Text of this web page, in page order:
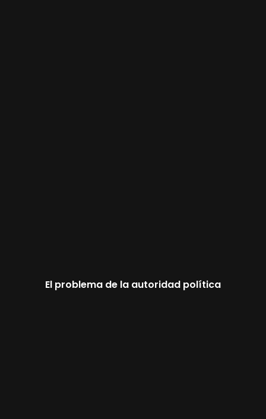
El problema de la autoridad política